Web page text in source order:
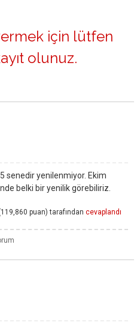
için lütfen
olunuz.
senedir yenilenmiyor. Ekim
belki bir yenilik görebiliriz.
119,860 puan) tarafından cevaplandı